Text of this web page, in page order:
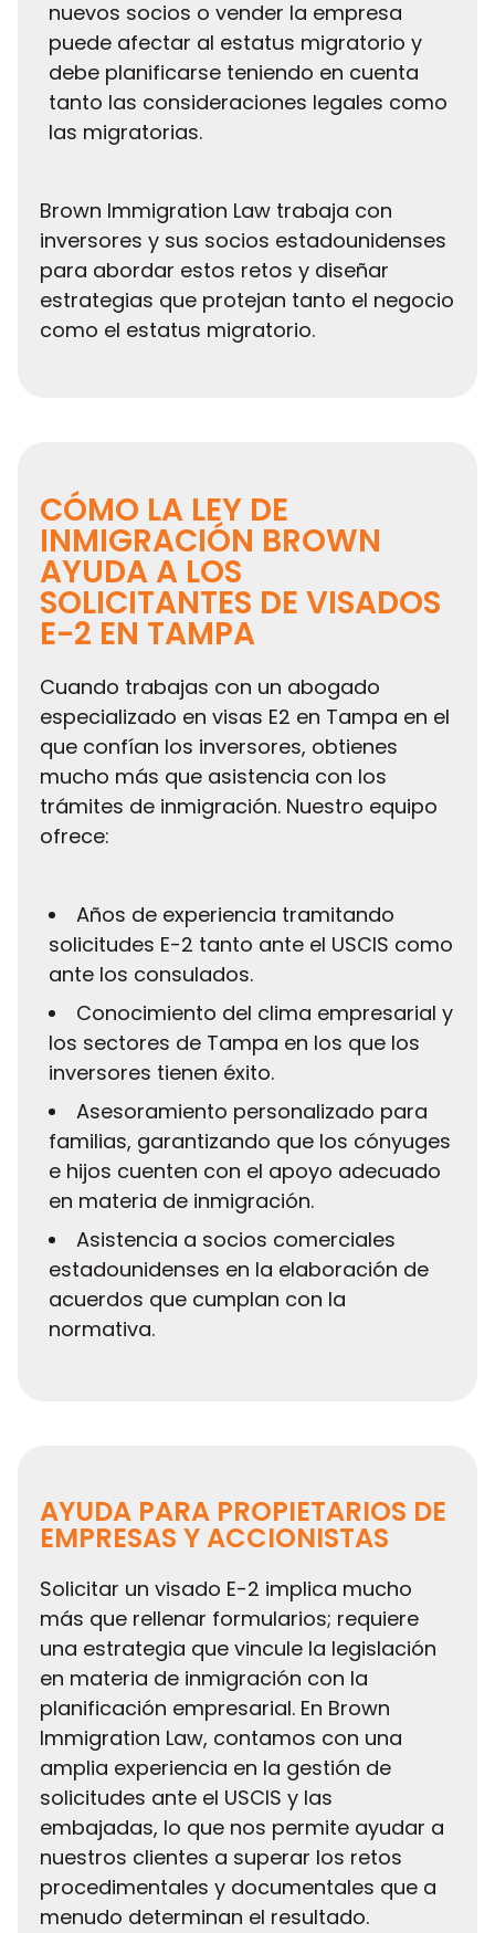
nuevos socios o vender la empresa
puede afectar al estatus migratorio y
debe planificarse teniendo en cuenta
tanto las consideraciones legales como
las migratorias.
Brown Immigration Law trabaja con
inversores y sus socios estadounidenses
para abordar estos retos y diseñar
estrategias que protejan tanto el negocio
como el estatus migratorio.
CÓMO LA LEY DE
INMIGRACIÓN BROWN
AYUDA A LOS
SOLICITANTES DE VISADOS
E-2 EN TAMPA
Cuando trabajas con un abogado
especializado en visas E2 en Tampa en el
que confían los inversores, obtienes
mucho más que asistencia con los
trámites de inmigración. Nuestro equipo
ofrece:
Años de experiencia tramitando
solicitudes E-2 tanto ante el USCIS como
ante los consulados.
Conocimiento del clima empresarial y
los sectores de Tampa en los que los
inversores tienen éxito.
Asesoramiento personalizado para
familias, garantizando que los cónyuges
e hijos cuenten con el apoyo adecuado
en materia de inmigración.
Asistencia a socios comerciales
estadounidenses en la elaboración de
acuerdos que cumplan con la
normativa.
AYUDA PARA PROPIETARIOS DE
EMPRESAS Y ACCIONISTAS
Solicitar un visado E-2 implica mucho
más que rellenar formularios; requiere
una estrategia que vincule la legislación
en materia de inmigración con la
planificación empresarial. En Brown
Immigration Law, contamos con una
amplia experiencia en la gestión de
solicitudes ante el USCIS y las
embajadas, lo que nos permite ayudar a
nuestros clientes a superar los retos
procedimentales y documentales que a
menudo determinan el resultado.